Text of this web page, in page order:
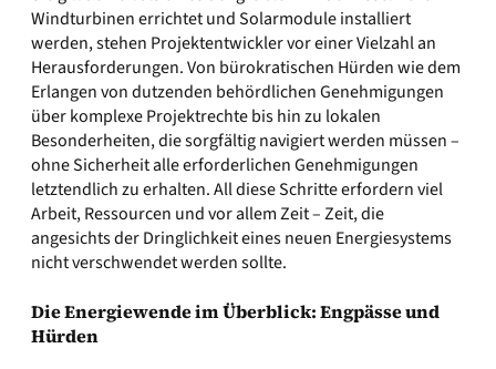
Windturbinen errichtet und Solarmodule installiert
werden, stehen Projektentwickler vor einer Vielzahl an
Herausforderungen. Von bürokratischen Hürden wie dem
Erlangen von dutzenden behördlichen Genehmigungen
über komplexe Projektrechte bis hin zu lokalen
Besonderheiten, die sorgfältig navigiert werden müssen –
ohne Sicherheit alle erforderlichen Genehmigungen
letztendlich zu erhalten. All diese Schritte erfordern viel
Arbeit, Ressourcen und vor allem Zeit – Zeit, die
angesichts der Dringlichkeit eines neuen Energiesystems
nicht verschwendet werden sollte.
Die Energiewende im Überblick: Engpässe und
Hürden